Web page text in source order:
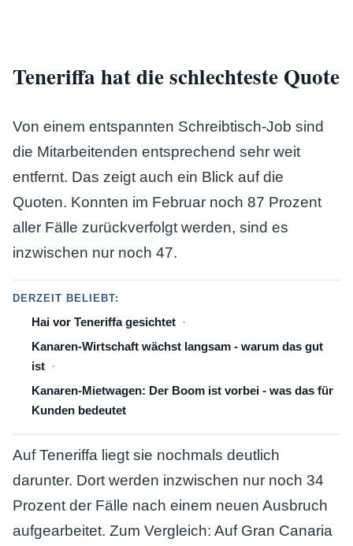
Teneriffa hat die schlechteste Quote
Von einem entspannten Schreibtisch-Job sind
die Mitarbeitenden entsprechend sehr weit
entfernt. Das zeigt auch ein Blick auf die
Quoten. Konnten im Februar noch 87 Prozent
aller Fälle zurückverfolgt werden, sind es
inzwischen nur noch 47.
DERZEIT BELIEBT:
Hai vor Teneriffa gesichtet
Kanaren-Wirtschaft wächst langsam - warum das gut
ist
Kanaren-Mietwagen: Der Boom ist vorbei - was das für
Kunden bedeutet
Auf Teneriffa liegt sie nochmals deutlich
darunter. Dort werden inzwischen nur noch 34
Prozent der Fälle nach einem neuen Ausbruch
aufgearbeitet. Zum Vergleich: Auf Gran Canaria